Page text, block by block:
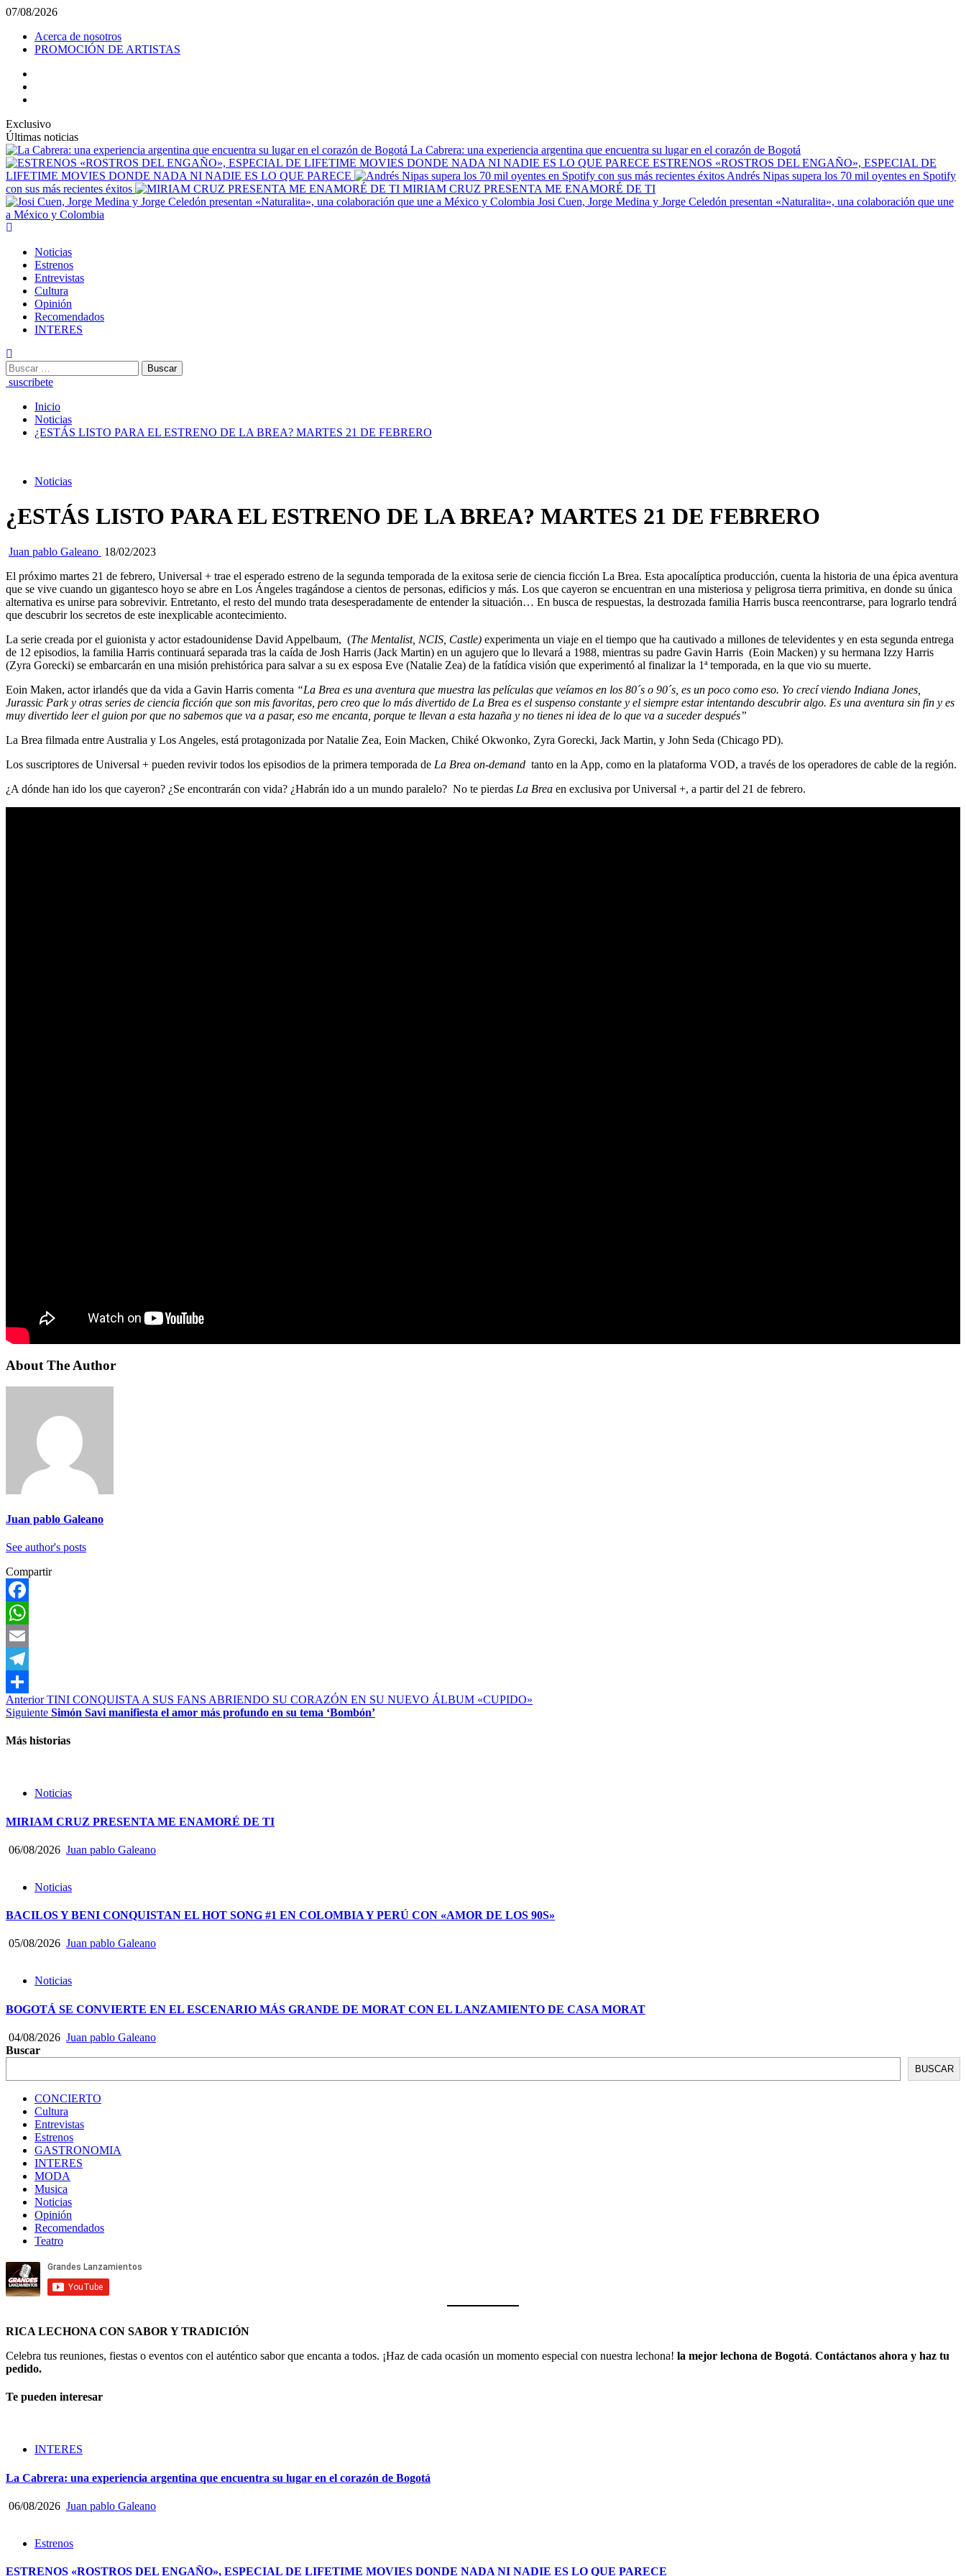
Saltar
contenido
07/08/2026
Acerca de nosotros
PROMOCIÓN DE ARTISTAS
Exclusivo
Últimas noticias
La Cabrera: una experiencia argentina que encuentra su lugar en el corazón de Bogotá
ESTRENOS «ROSTROS DEL ENGAÑO», ESPECIAL DE
LIFETIME MOVIES DONDE NADA NI NADIE ES LO QUE PARECE
Andrés Nipas supera los 70 mil oyentes en Spotify
con sus más recientes éxitos
MIRIAM CRUZ PRESENTA ME ENAMORÉ DE TI
Josi Cuen, Jorge Medina y Jorge Celedón presentan «Naturalita», una colaboración que une
a México y Colombia
Noticias
Estrenos
Entrevistas
Cultura
Opinión
Recomendados
INTERES
Buscar:
suscribete
Inicio
Noticias
¿ESTÁS LISTO PARA EL ESTRENO DE LA BREA? MARTES 21 DE FEBRERO
Noticias
¿ESTÁS LISTO PARA EL ESTRENO DE LA BREA? MARTES 21 DE FEBRERO
Juan pablo Galeano 18/02/2023
El próximo martes 21 de febrero, Universal + trae el esperado estreno de la segunda temporada de la exitosa serie de ciencia ficción La Brea. Esta apocalíptica producción, cuenta la historia de una épica aventura
que se vive cuando un gigantesco hoyo se abre en Los Ángeles tragándose a cientos de personas, edificios y más. Los que cayeron se encuentran en una misteriosa y peligrosa tierra primitiva, en donde su única
alternativa es unirse para sobrevivir. Entretanto, el resto del mundo trata desesperadamente de entender la situación… En busca de respuestas, la destrozada familia Harris busca reencontrarse, para lograrlo tendrá
que descubrir los secretos de este inexplicable acontecimiento.
La serie creada por el guionista y actor estadounidense David Appelbaum, (The Mentalist, NCIS, Castle) experimenta un viaje en el tiempo que ha cautivado a millones de televidentes y en esta segunda entrega
de 12 episodios, la familia Harris continuará separada tras la caída de Josh Harris (Jack Martin) en un agujero que lo llevará a 1988, mientras su padre Gavin Harris (Eoin Macken) y su hermana Izzy Harris
(Zyra Gorecki) se embarcarán en una misión prehistórica para salvar a su ex esposa Eve (Natalie Zea) de la fatídica visión que experimentó al finalizar la 1ª temporada, en la que vio su muerte.
Eoin Maken, actor irlandés que da vida a Gavin Harris comenta “La Brea es una aventura que muestra las películas que veíamos en los 80´s o 90´s, es un poco como eso. Yo crecí viendo Indiana Jones,
Jurassic Park y otras series de ciencia ficción que son mis favoritas, pero creo que lo más divertido de La Brea es el suspenso constante y el siempre estar intentando descubrir algo. Es una aventura sin fin y es
muy divertido leer el guion por que no sabemos que va a pasar, eso me encanta, porque te llevan a esta hazaña y no tienes ni idea de lo que va a suceder después”
La Brea filmada entre Australia y Los Angeles, está protagonizada por Natalie Zea, Eoin Macken, Chiké Okwonko, Zyra Gorecki, Jack Martin, y John Seda (Chicago PD).
Los suscriptores de Universal + pueden revivir todos los episodios de la primera temporada de La Brea on-demand tanto en la App, como en la plataforma VOD, a través de los operadores de cable de la región.
¿A dónde han ido los que cayeron? ¿Se encontrarán con vida? ¿Habrán ido a un mundo paralelo? No te pierdas La Brea en exclusiva por Universal +, a partir del 21 de febrero.
About The Author
Juan pablo Galeano
See author's posts
Compartir
Facebook
WhatsApp
Email
Telegram
Compartir
Post
navigation
AnteriorTINI CONQUISTA A SUS FANS ABRIENDO SU CORAZÓN EN SU NUEVO ÁLBUM «CUPIDO»
Siguiente Simón Savi manifiesta el amor más profundo en su tema ‘Bombón’
Más historias
Noticias
MIRIAM CRUZ PRESENTA ME ENAMORÉ DE TI
06/08/2026 Juan pablo Galeano
Noticias
BACILOS Y BENI CONQUISTAN EL HOT SONG #1 EN COLOMBIA Y PERÚ CON «AMOR DE LOS 90S»
05/08/2026 Juan pablo Galeano
Noticias
BOGOTÁ SE CONVIERTE EN EL ESCENARIO MÁS GRANDE DE MORAT CON EL LANZAMIENTO DE CASA MORAT
04/08/2026 Juan pablo Galeano
Buscar
BUSCAR
CONCIERTO
Cultura
Entrevistas
Estrenos
GASTRONOMIA
INTERES
MODA
Musica
Noticias
Opinión
Recomendados
Teatro
RICA LECHONA CON SABOR Y TRADICIÓN
Celebra tus reuniones, fiestas o eventos con el auténtico sabor que encanta a todos. ¡Haz de cada ocasión un momento especial con nuestra lechona! la mejor lechona de Bogotá. Contáctanos ahora y haz tu
pedido.
Te pueden interesar
INTERES
La Cabrera: una experiencia argentina que encuentra su lugar en el corazón de Bogotá
06/08/2026 Juan pablo Galeano
Estrenos
ESTRENOS «ROSTROS DEL ENGAÑO», ESPECIAL DE LIFETIME MOVIES DONDE NADA NI NADIE ES LO QUE PARECE